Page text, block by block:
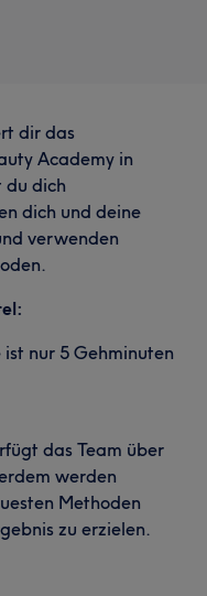
dir das
Academy in
du dich
dich und deine
verwenden
nur 5 Gehminuten
das Team über
werden
Methoden
zu erzielen.